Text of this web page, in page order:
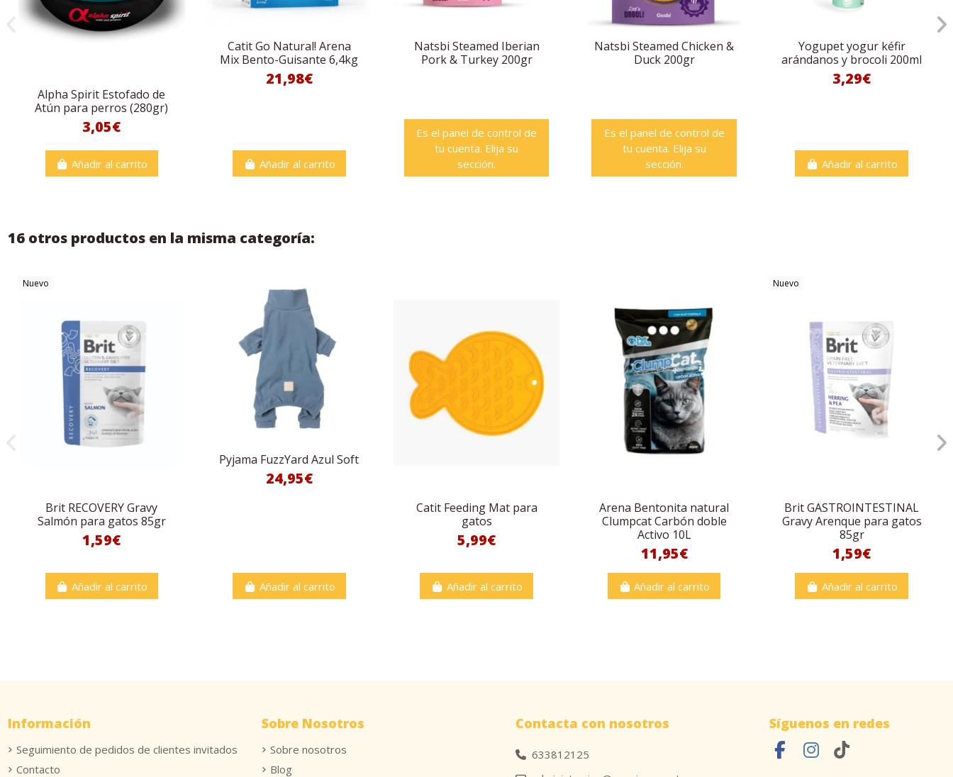
Alpha Spirit Estofado de
Atún para perros (280gr)
3,05€
Añadir al carrito
Catit Go Natural! Arena
Mix Bento-Guisante 6,4kg
21,98€
Añadir al carrito
Natsbi Steamed Iberian
Pork & Turkey 200gr
Es el panel de control de
tu cuenta. Elija su
sección.
Natsbi Steamed Chicken &
Duck 200gr
Es el panel de control de
tu cuenta. Elija su
sección.
Yogupet yogur kéfir
arándanos y brocoli 200ml
3,29€
Añadir al carrito
16 otros productos en la misma categoría:
Nuevo
Brit RECOVERY Gravy
Salmón para gatos 85gr
1,59€
Añadir al carrito
Pyjama FuzzYard Azul Soft
24,95€
Añadir al carrito
Catit Feeding Mat para
gatos
5,99€
Añadir al carrito
Arena Bentonita natural
Clumpcat Carbón doble
Activo 10L
11,95€
Añadir al carrito
Nuevo
Brit GASTROINTESTINAL
Gravy Arenque para gatos
85gr
1,59€
Añadir al carrito
Información
Seguimiento de pedidos de clientes invitados
Contacto
Sobre Nosotros
Sobre nosotros
Blog
Contacta con nosotros
633812125
Síguenos en redes